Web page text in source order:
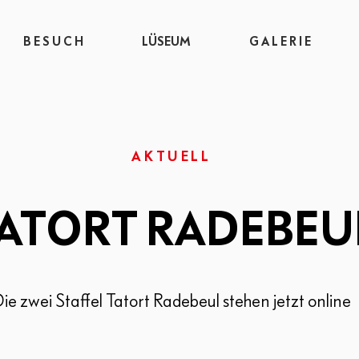
B E S U C H LÜSEUM G A L E R I E
AKTUELL
zwei Staffel Tatort Radebeul stehen jetzt online